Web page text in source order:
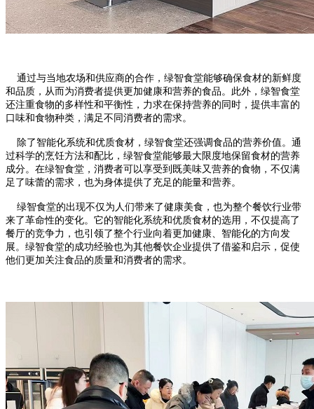
通过与当地农场和供应商的合作，绿智食堂能够确保食材的新鲜度
和品质，从而为消费者提供更加健康和营养的食品。此外，绿智食堂
还注重食物的多样性和平衡性，力求在保持营养的同时，提供丰富的
口味和食物种类，满足不同消费者的需求。
除了智能化系统和优质食材，绿智食堂还强调食品的营养价值。通
过科学的烹饪方法和配比，绿智食堂能够最大限度地保留食材的营养
成分。在绿智食堂，消费者可以享受到既美味又营养的食物，不仅满
足了味蕾的需求，也为身体提供了充足的能量和营养。
绿智食堂的出现不仅为人们带来了健康美食，也为整个餐饮行业带
来了革命性的变化。它的智能化系统和优质食材的选用，不仅提高了
餐厅的竞争力，也引领了整个行业向着更加健康、智能化的方向发
展。绿智食堂的成功经验也为其他餐饮企业提供了借鉴和启示，促使
他们更加关注食品的质量和消费者的需求。